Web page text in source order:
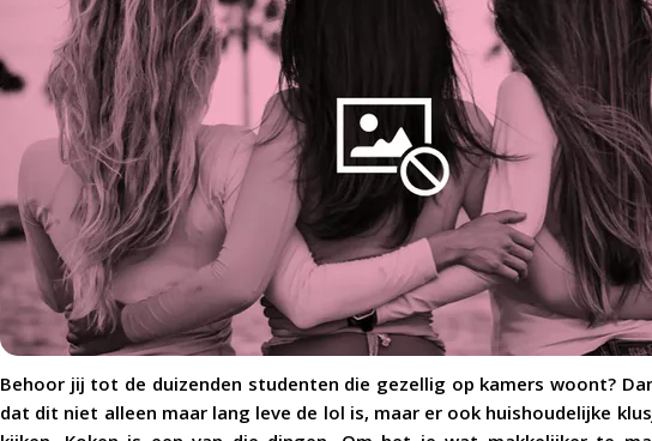
Behoor jij tot de duizenden studenten die gezellig op kamers woont?
dat dit niet alleen maar lang leve de lol is, maar er ook huishoudelijke